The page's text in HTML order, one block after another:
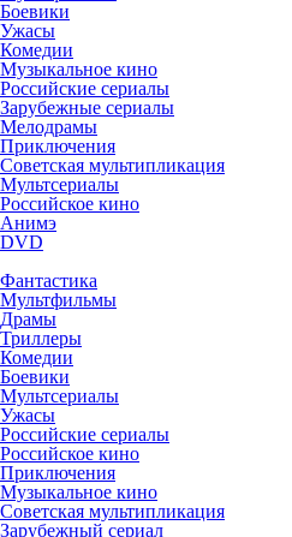
Боевики
Ужасы
Комедии
Музыкальное кино
Российские сериалы
Зарубежные сериалы
Мелодрамы
Приключения
Советская мультипликация
Мультсериалы
Российское кино
Анимэ
DVD
Фантастика
Мультфильмы
Драмы
Триллеры
Комедии
Боевики
Мультсериалы
Ужасы
Российские сериалы
Российское кино
Приключения
Музыкальное кино
Советская мультипликация
Зарубежный сериал